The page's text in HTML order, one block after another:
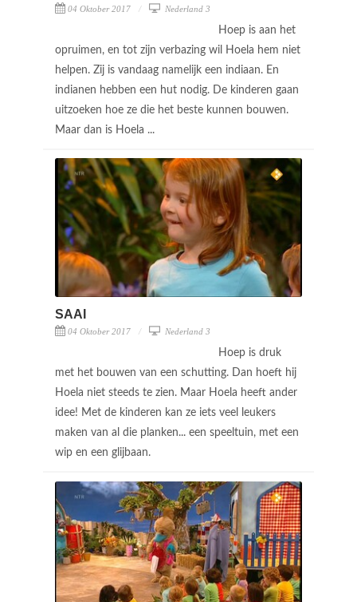
04 Oktober 2017 Nederland 3
Hoep is aan het
opruimen, en tot zijn verbazing wil Hoela hem niet
helpen. Zij is vandaag namelijk een indiaan. En
indianen hebben een hut nodig. De kinderen gaan
uitzoeken hoe ze die het beste kunnen bouwen.
Maar dan is Hoela ...
SAAI
04 Oktober 2017 Nederland 3
Hoep is druk
met het bouwen van een schutting. Dan hoeft hij
Hoela niet steeds te zien. Maar Hoela heeft ander
idee! Met de kinderen kan ze iets veel leukers
maken van al die planken... een speeltuin, met een
wip en een glijbaan.